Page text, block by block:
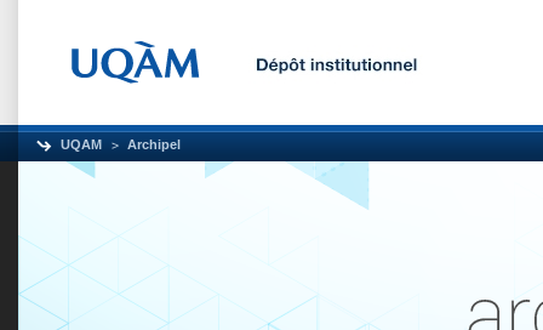
UQAM Archipel